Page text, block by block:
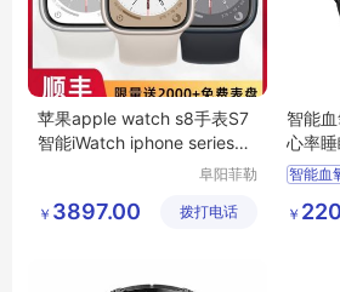
苹果apple watch s8手表S7
智能iWatch iphone series新
阜阳菲勒
公司
￥ 3897.00 拨打电话
智能
心率
表
智能血
深圳心
￥